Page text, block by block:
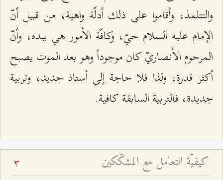
والتتلمذ، وأقاموا على ذلك أدلّة واهية، من قبيل أنّ
الإمام عليه السلام حيّ، وكافّة الأمور هي بيده، وأنّ
المرحوم الأنصاريّ كان موجوداً وهو بعد الموت يصبح
أكثر قدرة، ولذا فلا حاجة إلى أستاذ جديد، وتربية
جديدة، فالتربية السابقة كافية.
كيفيّة التعامل مع المشكّكين 3